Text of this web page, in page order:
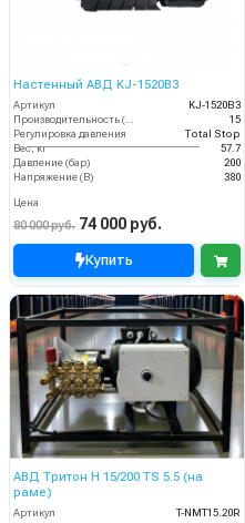
Настенный АВД KJ-1520B3
Артикул
KJ-1520B3
Производительность (л/мин)
15
Регулировка давления
Total Stop
Вес, кг
57.7
Давление (бар)
200
Напряжение (В)
380
Цена
80 000 руб. 74 000 руб.
Купить
АВД Тритон Н 15/200 TS 5.5 (на
раме)
Артикул
T-NMT15.20R